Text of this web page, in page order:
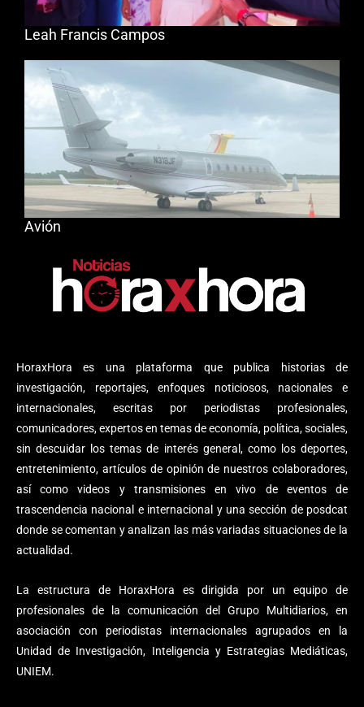
HoraxHora es una plataforma que publica historias de
investigación, reportajes, enfoques noticiosos, nacionales e
internacionales, escritas por periodistas profesionales,
comunicadores, expertos en temas de economía, política, sociales,
sin descuidar los temas de interés general, como los deportes,
entretenimiento, artículos de opinión de nuestros colaboradores,
así como videos y transmisiones en vivo de eventos de
trascendencia nacional e internacional y una sección de posdcat
donde se comentan y analizan las más variadas situaciones de la
actualidad.
La estructura de HoraxHora es dirigida por un equipo de
profesionales de la comunicación del Grupo Multidiarios, en
asociación con periodistas internacionales agrupados en la
Unidad de Investigación, Inteligencia y Estrategias Mediáticas,
UNIEM.
Leah Francis Campos
Avión